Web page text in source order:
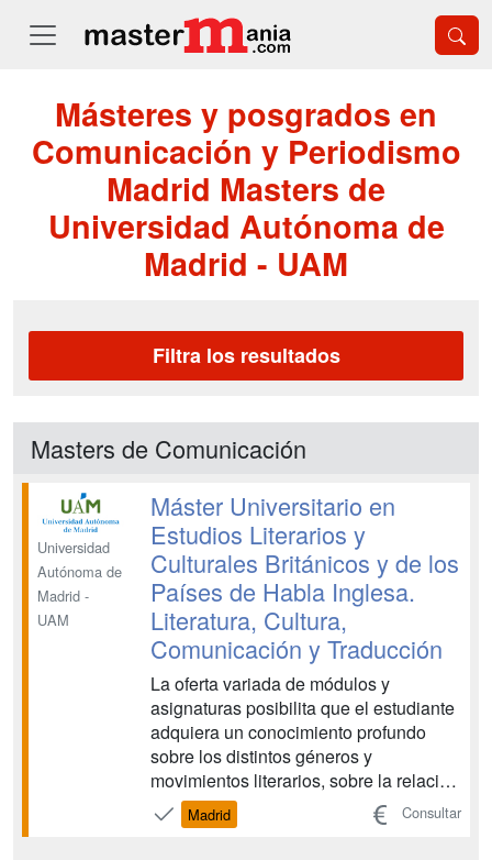
Másteres y posgrados en
Comunicación y Periodismo
Madrid Masters de
Universidad Autónoma de
Madrid - UAM
Filtra los resultados
Masters de Comunicación
Universidad
Autónoma de
Madrid -
UAM
Máster Universitario en
Estudios Literarios y
Culturales Británicos y de los
Países de Habla Inglesa.
Literatura, Cultura,
Comunicación y Traducción
La oferta variada de módulos y
asignaturas posibilita que el estudiante
adquiera un conocimiento profundo
sobre los distintos géneros y
movimientos literarios, sobre la relación
entre literatura y sociedad, sobre las
corrientes teóricas, sobre la
Madrid Consultar